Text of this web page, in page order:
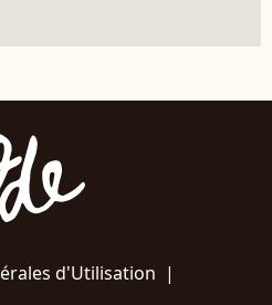
d'Utilisation |